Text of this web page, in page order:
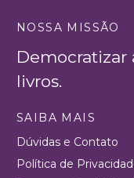
NOSSA MISSÃO
Democratizar
livros.
SAIBA MAIS
Dúvidas e Contato
Política de